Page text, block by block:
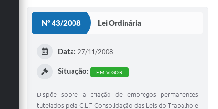
Nº 43/2008 Lei Ordinária
Data: 27/11/2008
Situação: EM VIGOR
Dispõe sobre a criação de empregos permanentes
tutelados pela C.L.T-Consolidação das Leis do Trabalho e